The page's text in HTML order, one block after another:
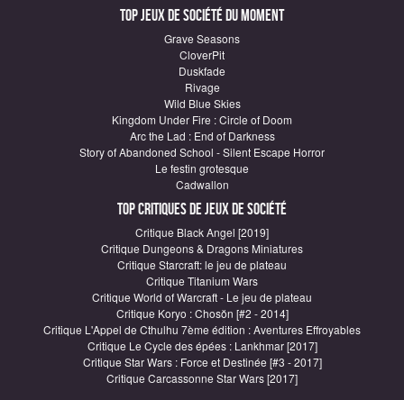
Top Jeux de société du moment
Grave Seasons
CloverPit
Duskfade
Rivage
Wild Blue Skies
Kingdom Under Fire : Circle of Doom
Arc the Lad : End of Darkness
Story of Abandoned School - Silent Escape Horror
Le festin grotesque
Cadwallon
Top critiques de Jeux de société
Critique Black Angel [2019]
Critique Dungeons & Dragons Miniatures
Critique Starcraft: le jeu de plateau
Critique Titanium Wars
Critique World of Warcraft - Le jeu de plateau
Critique Koryo : Chosŏn [#2 - 2014]
Critique L'Appel de Cthulhu 7ème édition : Aventures Effroyables
Critique Le Cycle des épées : Lankhmar [2017]
Critique Star Wars : Force et Destinée [#3 - 2017]
Critique Carcassonne Star Wars [2017]